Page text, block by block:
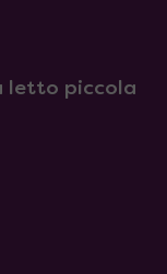
letto piccola